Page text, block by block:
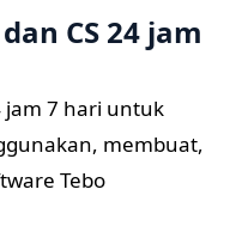
CS 24 jam
jam 7 hari untuk
membuat,
Tebo